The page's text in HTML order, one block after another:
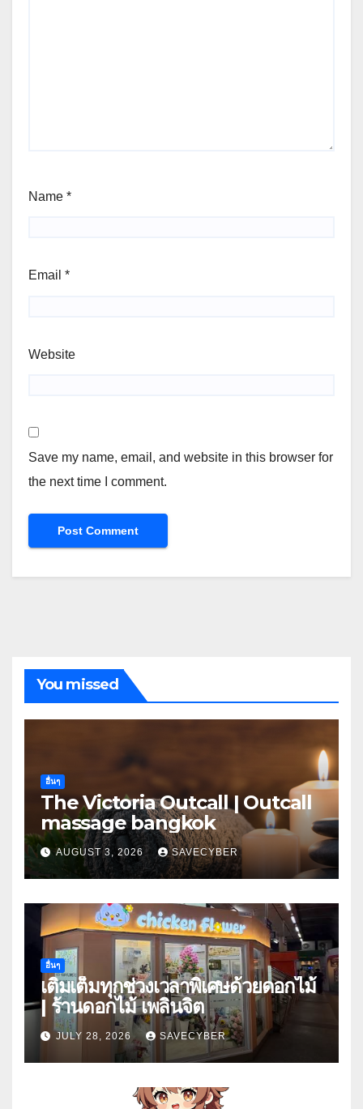
Name *
Email *
Website
Save my name, email, and website in this browser for
the next time I comment.
You missed
อื่นๆ
The Victoria Outcall | Outcall
massage bangkok
AUGUST 3, 2026 SAVECYBER
อื่นๆ
เติมเต็มทุกช่วงเวลาพิเศษด้วยดอกไม้
| ร้านดอกไม้ เพลินจิต
JULY 28, 2026 SAVECYBER